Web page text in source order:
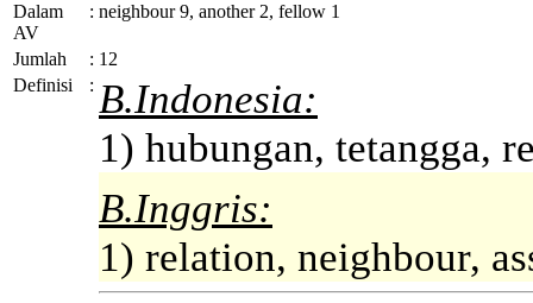
Dalam
AV
: neighbour 9, another 2, fellow 1
Jumlah : 12
Definisi
: B.Indonesia:
1) hubungan, tetangga,
B.Inggris:
1) relation, neighbour,